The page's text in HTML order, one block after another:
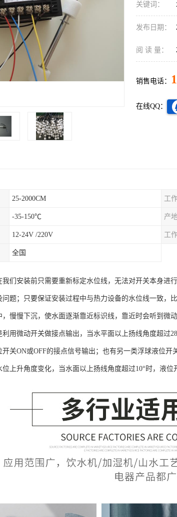
关键词：
发布日期：
阅 读 量：
销售电话：
在线QQ：
25-2000CM 工
-35-150℃ 产
12-24V /220V 工
全国
我们安装前只需要重新标定水位线，无法对开关本身进
问题；只要保证安装过程中与热力设备的水位线一致，
，慢慢下沉，使水面逐渐靠近标识线，靠近时会听到微动
利用微动开关做接点输出，当水平面以上扬线角度超过
开关ON或OFF的接点信号输出；也有另一类浮球液位
上升角度变化，当水面以上扬线角度超过10°时，液位